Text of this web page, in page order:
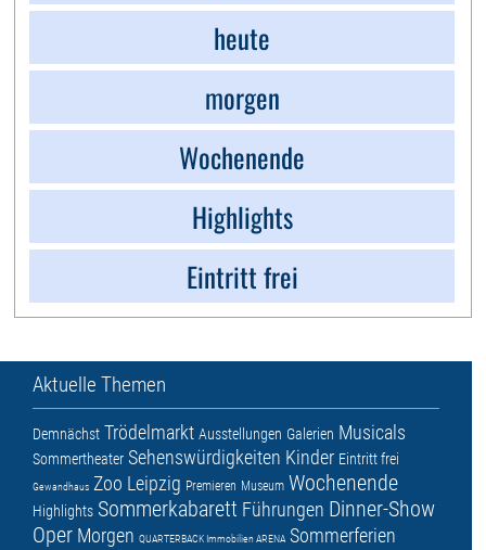
heute
morgen
Wochenende
Highlights
Eintritt frei
Aktuelle Themen
Demnächst Trödelmarkt Ausstellungen Galerien Musicals
Sommertheater Sehenswürdigkeiten Kinder Eintritt frei
Gewandhaus Zoo Leipzig Premieren Museum Wochenende
Highlights Sommerkabarett Führungen Dinner-Show
Oper Morgen QUARTERBACK Immobilien ARENA Sommerferien